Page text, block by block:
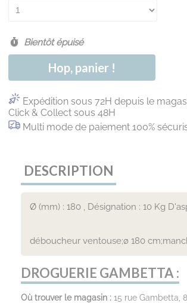
Bientôt épuisé
Hop, panier !
Expédition sous 72H depuis le
Click & Collect sous 48H
Multi mode de paiement 100%
DESCRIPTION
Ø (mm) : 180 , Désignation : 10 Kg
déboucheur ventouse;ø 180
DROGUERIE GAMBETTA :
Où trouver le magasin : 15 rue Gambetta,